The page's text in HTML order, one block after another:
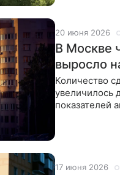
20 июня 2026
В Москве
выросло
Количество
увеличилось
показателей
17 июня 2026